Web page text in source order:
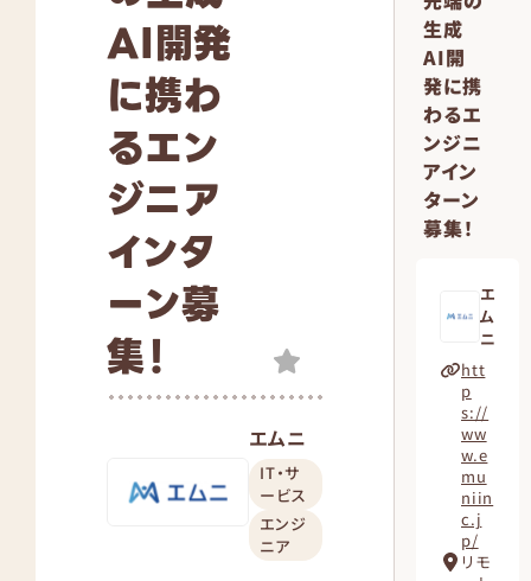
AI開発
に携わ
るエン
ジニア
インタ
ーン募
集！
エムニ
IT・サ
ービス
エンジ
ニア
生成
AI開
発に携
わるエ
ンジニ
アイン
ターン
募集！
エ
ム
ニ
htt
p
s://
ww
w.e
mu
niin
c.j
p/
リモ